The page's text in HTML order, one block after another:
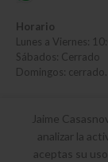
Horario
Lunes a Viernes:
Sábados: Cerrado
Domingos: cerrado.
INFORMACIÓN
Jaime
analizar la
aceptas su